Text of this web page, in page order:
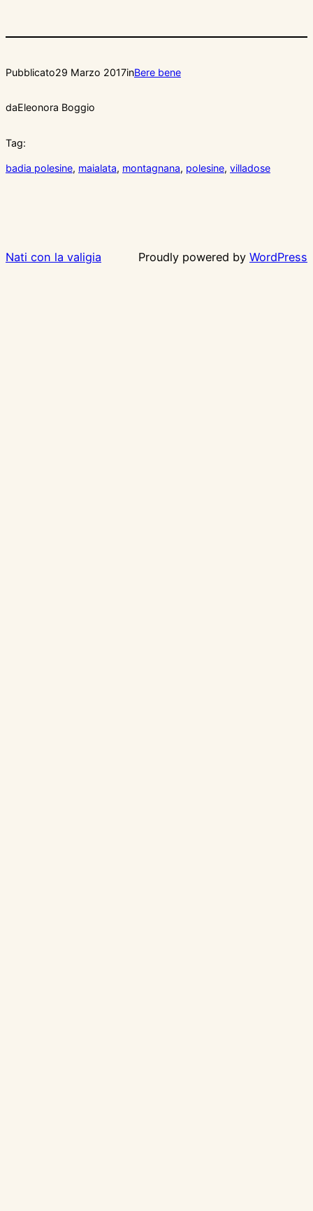
Pubblicato29 Marzo 2017inBere bene
daEleonora Boggio
Tag:
badia polesine, maialata, montagnana, polesine, villadose
Nati con la valigia Proudly powered by WordPress